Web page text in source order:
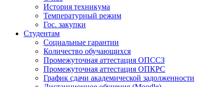
История техникума
Температурный режим
Гос. закупки
Студентам
Социальные гарантии
Количество обучающихся
Промежуточная аттестация ОПССЗ
Промежуточная аттестация ОПКРС
График сдачи академической задолженности